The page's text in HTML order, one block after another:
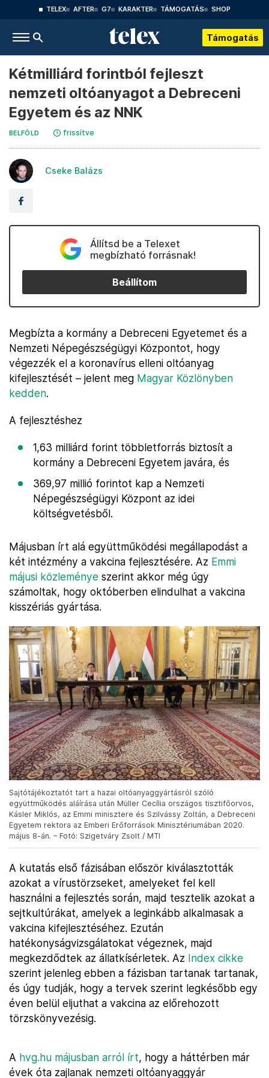
TELEX AFTER G7 KARAKTER TÁMOGATÁS SHOP
Támogatás
Kétmilliárd forintból fejleszt
nemzeti oltóanyagot a Debreceni
Egyetem és az NNK
BELFÖLD frissítve
Cseke Balázs
Állítsd be a Telexet
megbízható forrásnak!
Beállítom
Megbízta a kormány a Debreceni Egyetemet és a
Nemzeti Népegészségügyi Központot, hogy
végezzék el a koronavírus elleni oltóanyag
kifejlesztését – jelent meg Magyar Közlönyben
kedden.
A fejlesztéshez
1,63 milliárd forint többletforrás biztosít a
kormány a Debreceni Egyetem javára, és
369,97 millió forintot kap a Nemzeti
Népegészségügyi Központ az idei
költségvetésből.
Májusban írt alá együttműködési megállapodást a
két intézmény a vakcina fejlesztésére. Az Emmi
májusi közleménye szerint akkor még úgy
számoltak, hogy októberben elindulhat a vakcina
kisszériás gyártása.
Sajtótájékoztatót tart a hazai oltóanyaggyártásról szóló
együttműködés aláírása után Müller Cecília országos tisztifőorvos,
Kásler Miklós, az Emmi minisztere és Szilvássy Zoltán, a Debreceni
Egyetem rektora az Emberi Erőforrások Minisztériumában 2020.
május 8-án. – Fotó: Szigetváry Zsolt / MTI
A kutatás első fázisában először kiválasztották
azokat a vírustörzseket, amelyeket fel kell
használni a fejlesztés során, majd tesztelik azokat a
sejtkultúrákat, amelyek a leginkább alkalmasak a
vakcina kifejlesztéséhez. Ezután
hatékonyságvizsgálatokat végeznek, majd
megkezdődtek az állatkísérletek. Az Index cikke
szerint jelenleg ebben a fázisban tartanak tartanak,
és úgy tudják, hogy a tervek szerint legkésőbb egy
éven belül eljuthat a vakcina az előrehozott
törzskönyvezésig.
A hvg.hu májusban arról írt, hogy a háttérben már
évek óta zajlanak nemzeti oltóanyaggyár